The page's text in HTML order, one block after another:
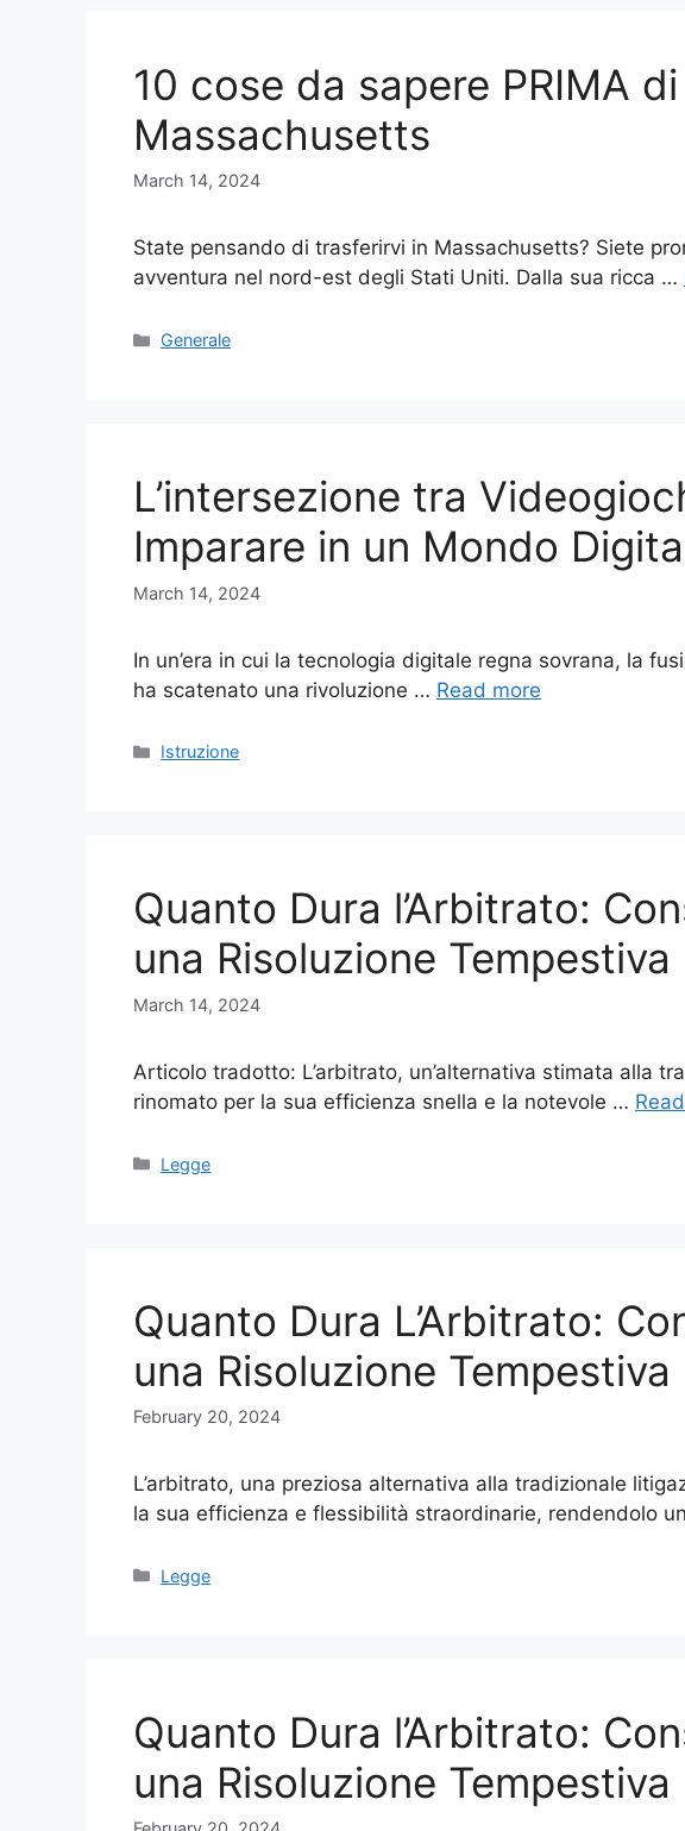
10 cose da sapere PRIMA
Massachusetts
March 14, 2024
State pensando di trasferirvi in Massachusetts? Siete
avventura nel nord-est degli Stati Uniti. Dalla sua ricca …
Categories
Generale
L’intersezione tra
Imparare in un Mondo
March 14, 2024
In un’era in cui la tecnologia digitale regna sovrana, la
ha scatenato una rivoluzione … Read more
Categories
Istruzione
Quanto Dura l’Arbitrato:
una Risoluzione Tempestiva
March 14, 2024
Articolo tradotto: L’arbitrato, un’alternativa stimata alla
rinomato per la sua efficienza snella e la notevole …
Categories
Legge
Quanto Dura L’Arbitrato:
una Risoluzione Tempestiva
February 20, 2024
L’arbitrato, una preziosa alternativa alla tradizionale
la sua efficienza e flessibilità straordinarie, rendendolo
Categories
Legge
Quanto Dura l’Arbitrato:
una Risoluzione Tempestiva